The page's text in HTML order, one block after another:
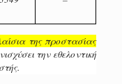
της προστασίας
την εθελοντική